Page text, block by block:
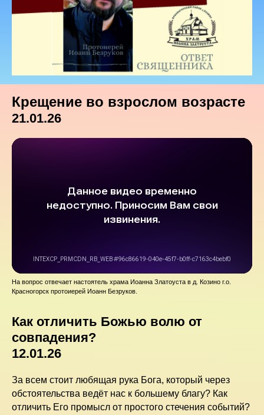
Крещение во взрослом возрасте
21.01.26
На вопрос отвечает настоятель храма Иоанна Златоуста в д. Козино г.о.
Красногорск протоиерей Иоанн Безруков.
Как отличить Божью волю от
совпадения?
12.01.26
За всем стоит любящая рука Бога, который через
обстоятельства ведёт нас к большему благу? Как
отличить Его промысл от простого стечения событий?